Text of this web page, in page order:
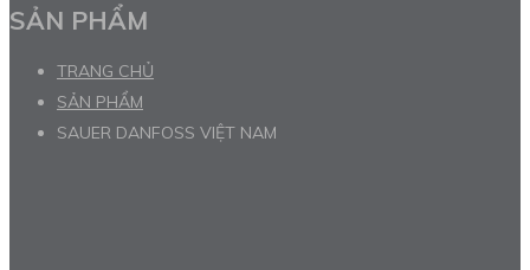
SẢN PHẨM
TRANG CHỦ
SẢN PHẨM
SAUER DANFOSS VIỆT NAM